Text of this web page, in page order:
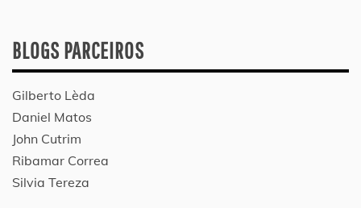
BLOGS PARCEIROS
Gilberto Lèda
Daniel Matos
John Cutrim
Ribamar Correa
Silvia Tereza